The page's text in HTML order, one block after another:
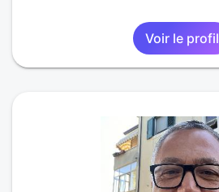
Voir le profil